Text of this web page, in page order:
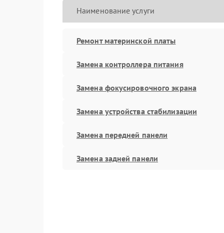
Наименование услуги
Ремонт материнской платы
Замена контроллера питания
Замена фокусировочного экрана
Замена устройства стабилизации
Замена передней панели
Замена задней панели